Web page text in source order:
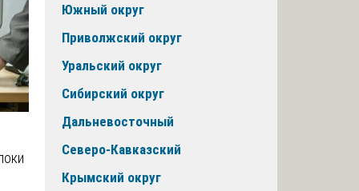
Южный округ
Приволжский округ
Уральский округ
Сибирский округ
Дальневосточный
Северо-Кавказский
Крымский округ